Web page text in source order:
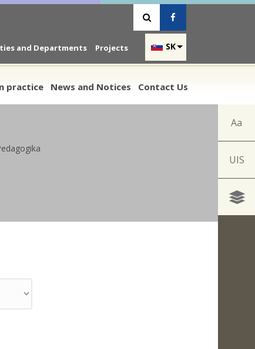
Vyhľadávanie
SK
and Departments Projects
practice News and Notices Contact Us
Aa
UIS